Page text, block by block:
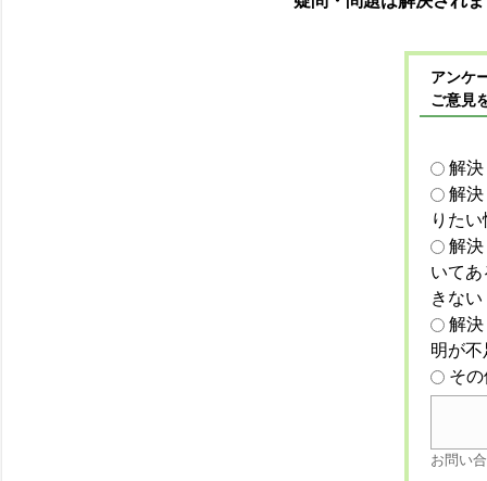
アンケ
ご意見
解
解
りた
解
いて
きない
解
明が
そ
お問い